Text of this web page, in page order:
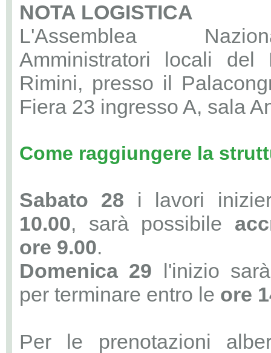
NOTA LOGISTICA
L'Assemblea
Amministratori locali
Rimini, presso il
Fiera 23 ingresso A, sala
Come raggiungere la
Sabato 28 i lavori
10.00, sarà possibile
ore 9.00.
Domenica 29 l'inizio
per terminare entro le ore
Per le prenotazioni